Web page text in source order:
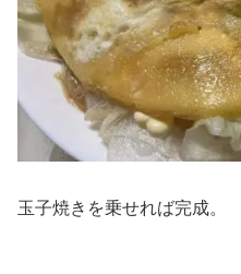
玉子焼きを乗せれば完成。